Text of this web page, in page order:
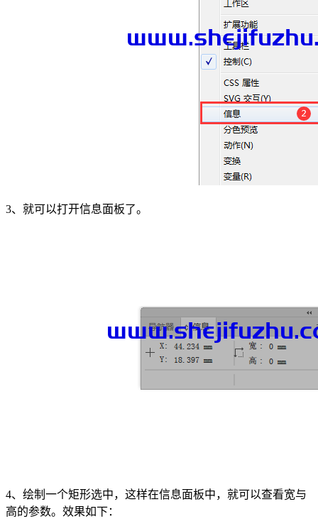
3、就可以打开信息面板了。
4、绘制一个矩形选中，这样在信息面板中，就可以查看宽与
高的参数。效果如下：